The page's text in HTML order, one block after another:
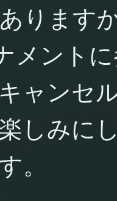
ります
メント
ャンセ
しみに
。